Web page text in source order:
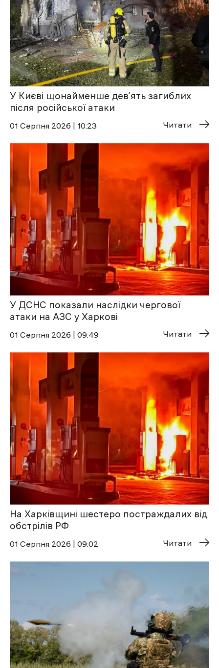
У Києві щонайменше дев’ять загиблих
після російської атаки
01 Cерпня 2026 | 10:23 Читати
У ДСНС показали наслідки чергової
атаки на АЗС у Харкові
01 Cерпня 2026 | 09:49 Читати
На Харківщині шестеро постраждалих від
обстрілів РФ
01 Cерпня 2026 | 09:02 Читати